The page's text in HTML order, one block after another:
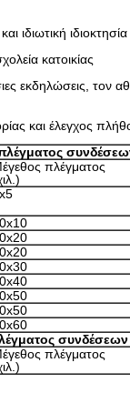
ιδιωτική ιδιοκτησία
κατοικίας
εκδηλώσεις, τον
και έλεγχος
πλέγματος
πλέγματος